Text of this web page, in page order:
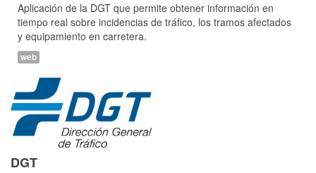
Aplicación de la DGT que permite obtener información en
tiempo real sobre incidencias de tráfico, los tramos afectados
y equipamiento en carretera.
web
DGT